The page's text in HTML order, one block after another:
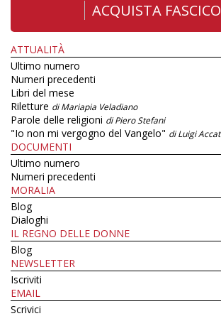
ACQUISTA
ATTUALITÀ
Ultimo numero
Numeri precedenti
Libri del mese
Riletture di Mariapia Veladiano
Parole delle religioni di Piero Stefani
"Io non mi vergogno del Vangelo" di Luigi
DOCUMENTI
Ultimo numero
Numeri precedenti
MORALIA
Blog
Dialoghi
IL REGNO DELLE DONNE
Blog
NEWSLETTER
Iscriviti
EMAIL
Scrivici